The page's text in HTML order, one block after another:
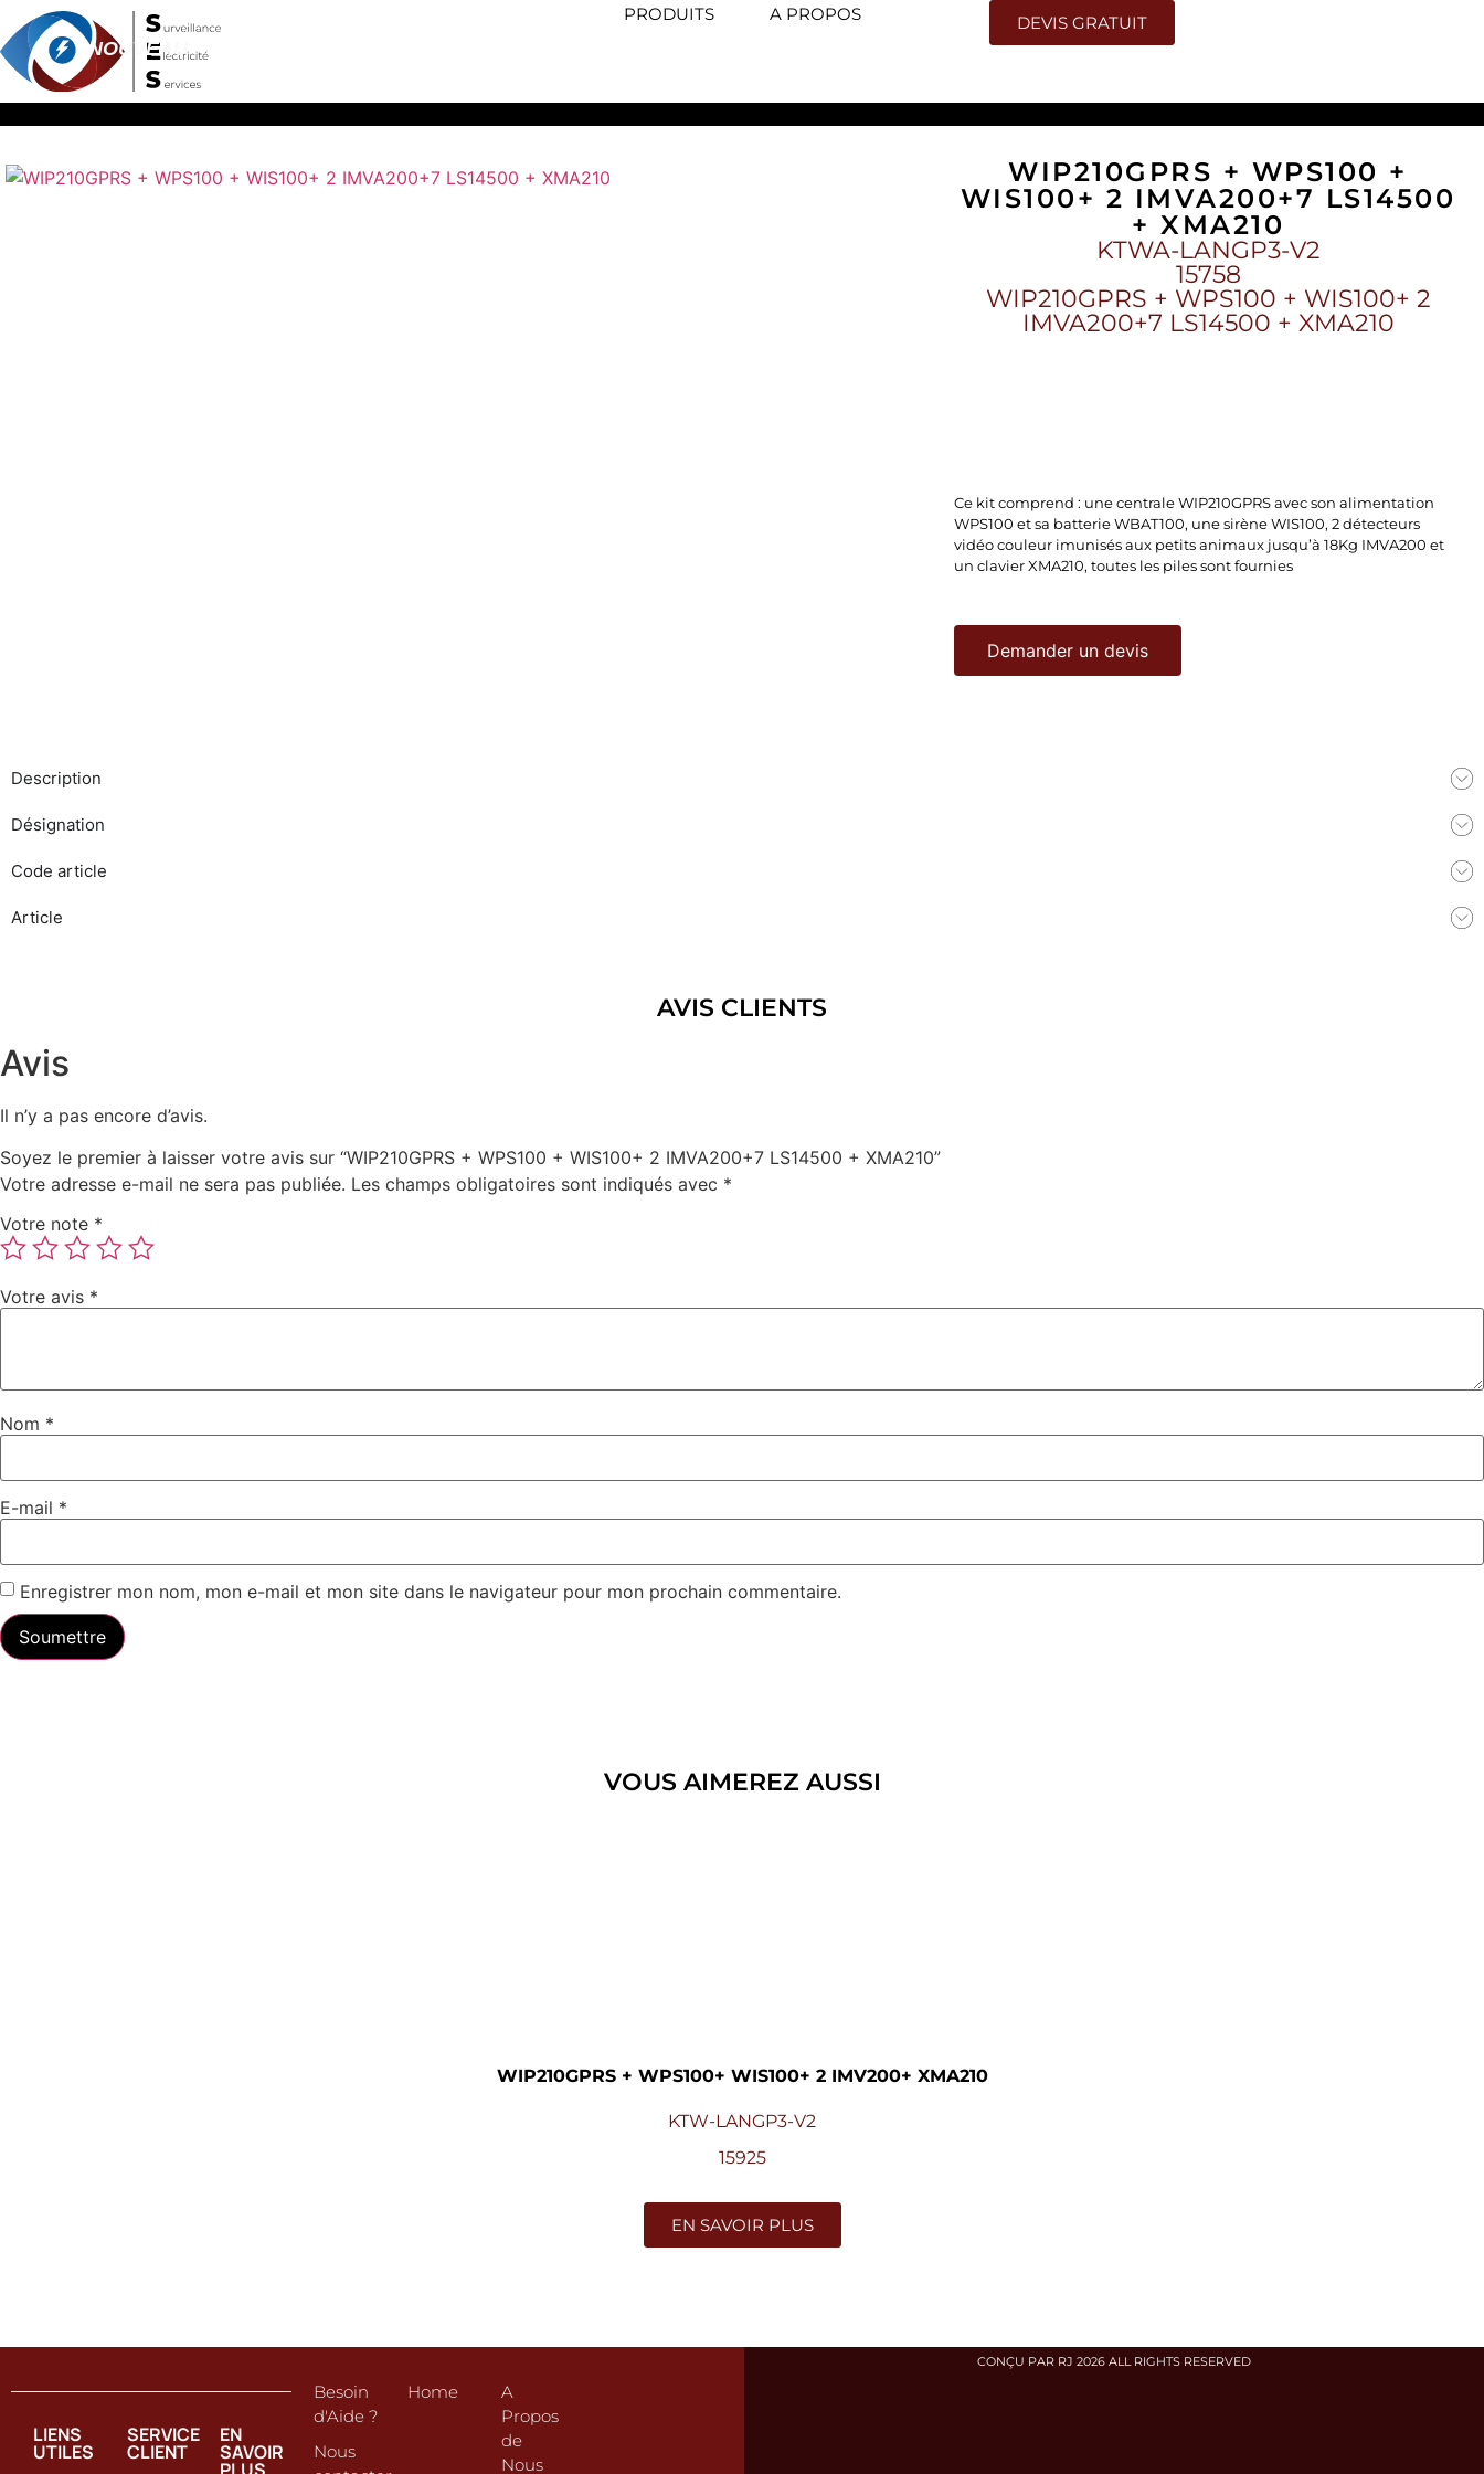
PRODUITS A PROPOS DEVIS GRATUIT
NOUVEAU
WIP210GPRS + WPS100 +
WIS100+ 2 IMVA200+7 LS14500
+ XMA210
KTWA-LANGP3-V2
15758
WIP210GPRS + WPS100 + WIS100+ 2
IMVA200+7 LS14500 + XMA210
Ce kit comprend : une centrale WIP210GPRS avec son alimentation
WPS100 et sa batterie WBAT100, une sirène WIS100, 2 détecteurs
vidéo couleur imunisés aux petits animaux jusqu’à 18Kg IMVA200 et
un clavier XMA210, toutes les piles sont fournies
Demander un devis
Description
Désignation
Code article
Article
AVIS CLIENTS
Avis
Il n’y a pas encore d’avis.
Soyez le premier à laisser votre avis sur “WIP210GPRS + WPS100 + WIS100+ 2 IMVA200+7 LS14500 + XMA210”
Votre adresse e-mail ne sera pas publiée. Les champs obligatoires sont indiqués avec *
Votre note *
Votre avis *
Nom *
E-mail *
Enregistrer mon nom, mon e-mail et mon site dans le navigateur pour mon prochain commentaire.
VOUS AIMEREZ AUSSI
WIP210GPRS + WPS100+ WIS100+ 2 IMV200+ XMA210
KTW-LANGP3-V2
15925
EN SAVOIR PLUS
LIENS
UTILES
SERVICE
CLIENT
EN
SAVOIR
Besoin
d'Aide ?
Nous
Home
A
Propos
de
Nous
CONÇU PAR RJ 2026 ALL RIGHTS RESERVED